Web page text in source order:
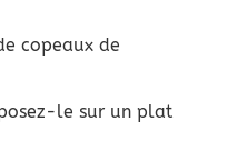
copeaux de
le sur un plat